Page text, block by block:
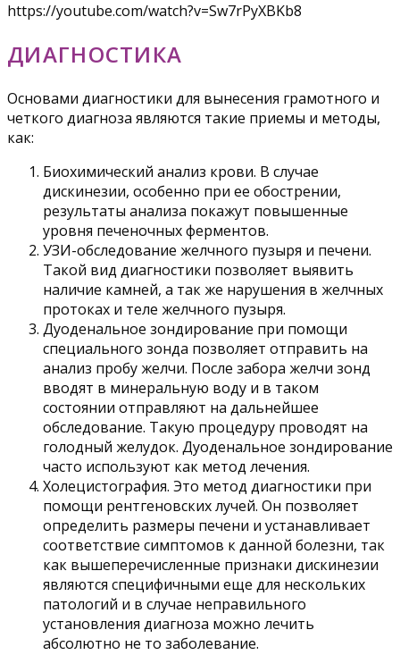
https://youtube.com/watch?v=Sw7rPyXBKb8
ДИАГНОСТИКА
Основами диагностики для вынесения грамотного и
четкого диагноза являются такие приемы и методы,
как:
Биохимический анализ крови. В случае
дискинезии, особенно при ее обострении,
результаты анализа покажут повышенные
уровня печеночных ферментов.
УЗИ-обследование желчного пузыря и печени.
Такой вид диагностики позволяет выявить
наличие камней, а так же нарушения в желчных
протоках и теле желчного пузыря.
Дуоденальное зондирование при помощи
специального зонда позволяет отправить на
анализ пробу желчи. После забора желчи зонд
вводят в минеральную воду и в таком
состоянии отправляют на дальнейшее
обследование. Такую процедуру проводят на
голодный желудок. Дуоденальное зондирование
часто используют как метод лечения.
Холецистография. Это метод диагностики при
помощи рентгеновских лучей. Он позволяет
определить размеры печени и устанавливает
соответствие симптомов к данной болезни, так
как вышеперечисленные признаки дискинезии
являются специфичными еще для нескольких
патологий и в случае неправильного
установления диагноза можно лечить
абсолютно не то заболевание.